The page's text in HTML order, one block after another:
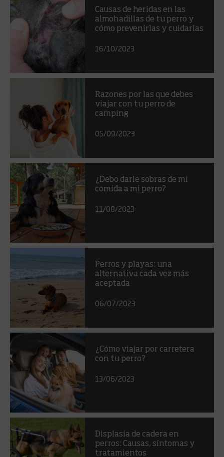
Causas de heridas en las
almohadillas de tu perro y
cómo prevenirlas y cuidarlas
16/10/2023
Razones por las que debes
viajar con tu perro de
camping
05/09/2023
¿Debo darle sobras de mi
comida a mi perro?
11/08/2023
Perros y playas: una
alternativa cada vez más
aceptada
06/07/2023
¿Cómo viajar por carretera
con tu perro?
13/06/2023
Displasia de cadera en
perros: Causas, síntomas y
tratamientos